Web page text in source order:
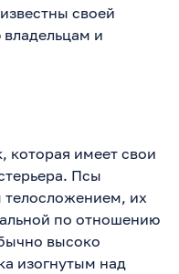
своей
и
которая имеет свои
Псы
их
по отношению
высоко
изогнутым над